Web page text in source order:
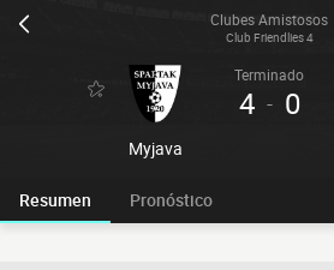
Clubes Amistosos
Club Friendlies 4
Myjava
Terminado
4 - 0
Resumen Pronóstico